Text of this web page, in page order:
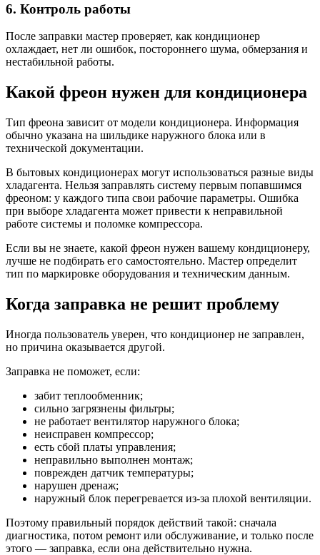
6. Контроль работы
После заправки мастер проверяет, как кондиционер
охлаждает, нет ли ошибок, постороннего шума, обмерзания и
нестабильной работы.
Какой фреон нужен для кондиционера
Тип фреона зависит от модели кондиционера. Информация
обычно указана на шильдике наружного блока или в
технической документации.
В бытовых кондиционерах могут использоваться разные виды
хладагента. Нельзя заправлять систему первым попавшимся
фреоном: у каждого типа свои рабочие параметры. Ошибка
при выборе хладагента может привести к неправильной
работе системы и поломке компрессора.
Если вы не знаете, какой фреон нужен вашему кондиционеру,
лучше не подбирать его самостоятельно. Мастер определит
тип по маркировке оборудования и техническим данным.
Когда заправка не решит проблему
Иногда пользователь уверен, что кондиционер не заправлен,
но причина оказывается другой.
Заправка не поможет, если:
забит теплообменник;
сильно загрязнены фильтры;
не работает вентилятор наружного блока;
неисправен компрессор;
есть сбой платы управления;
неправильно выполнен монтаж;
поврежден датчик температуры;
нарушен дренаж;
наружный блок перегревается из-за плохой вентиляции.
Поэтому правильный порядок действий такой: сначала
диагностика, потом ремонт или обслуживание, и только после
этого — заправка, если она действительно нужна.